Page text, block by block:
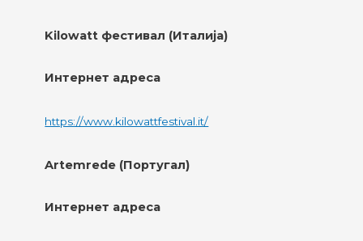
Kilowatt фестивал (Италија)
Интернет адреса
https://www.kilowattfestival.it/
Artemrede (Португал)
Интернет адреса